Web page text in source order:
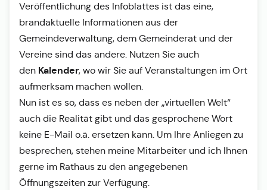
Veröffentlichung des Infoblattes ist das eine,
brandaktuelle Informationen aus der
Gemeindeverwaltung, dem Gemeinderat und der
Vereine sind das andere. Nutzen Sie auch
den Kalender, wo wir Sie auf Veranstaltungen im Ort
aufmerksam machen wollen.
Nun ist es so, dass es neben der „virtuellen Welt“
auch die Realität gibt und das gesprochene Wort
keine E-Mail o.ä. ersetzen kann. Um Ihre Anliegen zu
besprechen, stehen meine Mitarbeiter und ich Ihnen
gerne im Rathaus zu den angegebenen
Öffnungszeiten zur Verfügung.